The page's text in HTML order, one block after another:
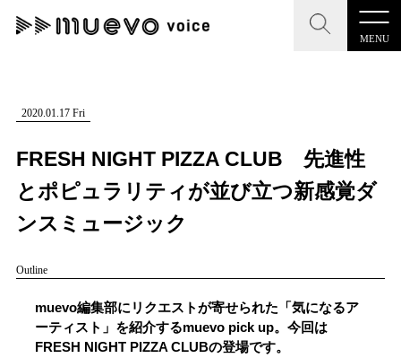
MENU
CLOSE
記事を検索する
#男性シンガー #HR/HM #女性シンガー
#ヒップホップ #男性シンガーグループ #R&B/ソウル
CLOSE
"読者の声を形にする”音楽特化メディア
記事一覧
プレスリリース一覧
会社概要
2020.01.17 Fri
FRESH NIGHT PIZZA CLUB 先進性
とポピュラリティが並び立つ新感覚ダ
ンスミュージック
Outline
muevo編集部にリクエストが寄せられた「気になるア
ーティスト」を紹介するmuevo pick up。今回は
FRESH NIGHT PIZZA CLUBの登場です。